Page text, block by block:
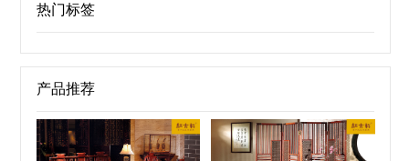
热门标签
产品推荐